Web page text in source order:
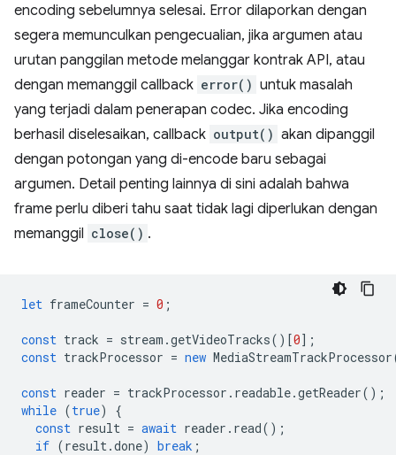
encoding sebelumnya selesai. Error dilaporkan dengan
segera memunculkan pengecualian, jika argumen atau
urutan panggilan metode melanggar kontrak API, atau
dengan memanggil callback error() untuk masalah
yang terjadi dalam penerapan codec. Jika encoding
berhasil diselesaikan, callback output() akan dipanggil
dengan potongan yang di-encode baru sebagai
argumen. Detail penting lainnya di sini adalah bahwa
frame perlu diberi tahu saat tidak lagi diperlukan dengan
memanggil close() .
let frameCounter = 0 ;
const track = stream .getVideoTracks()[0];
const trackProcessor = new MediaStreamTrackProcessor
const reader = trackProcessor . readable.getReader();
while (true)
{
const result = await reader . read();
if (result .done) break ;